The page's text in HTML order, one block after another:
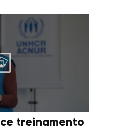
treinamento